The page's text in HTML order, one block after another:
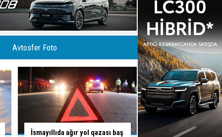
Avtosfer Foto
Skuterlə necə gəldi yola çıxan
İsti hava avtomobilə